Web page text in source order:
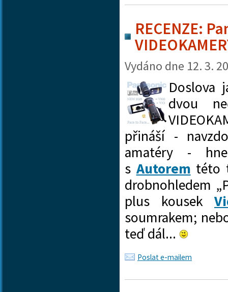
RECENZE:
Vydáno dne 12. 3.
Doslova
dvou
přináší -
amatéry -
s Autorem této
drobnohledem
plus kousek
soumrakem;
teď dál...
Poslat e-mailem